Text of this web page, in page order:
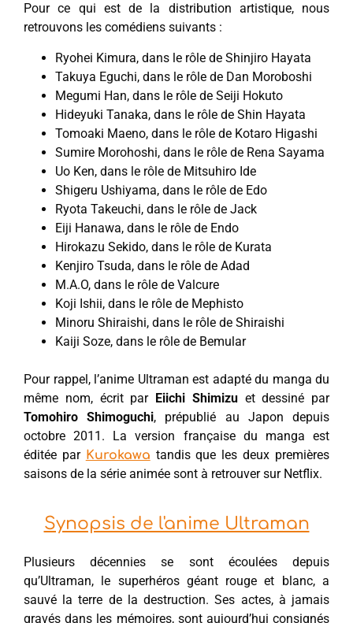
Pour ce qui est de la distribution artistique, nous
retrouvons les comédiens suivants :
Ryohei Kimura, dans le rôle de Shinjiro Hayata
Takuya Eguchi, dans le rôle de Dan Moroboshi
Megumi Han, dans le rôle de Seiji Hokuto
Hideyuki Tanaka, dans le rôle de Shin Hayata
Tomoaki Maeno, dans le rôle de Kotaro Higashi
Sumire Morohoshi, dans le rôle de Rena Sayama
Uo Ken, dans le rôle de Mitsuhiro Ide
Shigeru Ushiyama, dans le rôle de Edo
Ryota Takeuchi, dans le rôle de Jack
Eiji Hanawa, dans le rôle de Endo
Hirokazu Sekido, dans le rôle de Kurata
Kenjiro Tsuda, dans le rôle de Adad
M.A.O, dans le rôle de Valcure
Koji Ishii, dans le rôle de Mephisto
Minoru Shiraishi, dans le rôle de Shiraishi
Kaiji Soze, dans le rôle de Bemular
Pour rappel, l’anime Ultraman est adapté du manga du
même nom, écrit par Eiichi Shimizuet dessiné par
Tomohiro Shimoguchi, prépublié au Japon depuis
octobre 2011. La version française du manga est
éditée par Kurokawa tandis que les deux premières
saisons de la série animée sont à retrouver sur Netflix.
Synopsis de l'anime Ultraman
Plusieurs décennies se sont écoulées depuis
qu’Ultraman, le superhéros géant rouge et blanc, a
sauvé la terre de la destruction. Ses actes, à jamais
gravés dans les mémoires, sont aujourd’hui consignés